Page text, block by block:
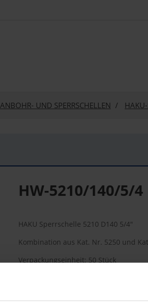
ANBOHR- UND SPERRSCHELLEN
HW-5210/140/5/4
HAKU Sperrschelle 5210 D140 5/4"
Kombination aus Kat. Nr. 5250 und
Verpackungseinheit: 50 Stück